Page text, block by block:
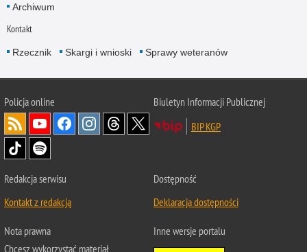
Archiwum
Kontakt
Rzecznik Skargi i wnioski Sprawy weteranów
Policjaonline
Biuletyn Informacji Publicznej
BIP KGP
Redakcja serwisu
Kontakt z redakcją
Dostępność
Deklaracja dostępności
Nota prawna
Chcesz wykorzystać materiał
Inne wersje portalu